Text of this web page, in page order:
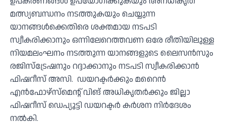
മത്സ്യബന്ധനം നടത്തുകയും ചെയ്യുന്ന
യാനങ്ങള്‍ക്കെതിരെ ശക്തമായ നടപടി
സ്വീകരിക്കാനും ഒന്നിലേറെത്തവണ ഒരേ രീതിയിലുള്ള
നിയമലംഘനം നടത്തുന്ന യാനങ്ങളുടെ ലൈസന്‍സും
രജിസ്ട്രേഷനും റദ്ദാക്കാനും നടപടി സ്വീകരിക്കാന്‍
ഫിഷറീസ് അസി. ഡയറക്ടര്‍ക്കും മറൈന്‍
എന്‍ഫോഴ്സ്മെന്റ് വിങ് അധികൃതര്‍ക്കും ജില്ലാ
ഫിഷറീസ് ഡെപ്യൂട്ടി ഡയറക്ടര്‍ കര്‍ശന നിര്‍ദേശം
നല്‍കി.